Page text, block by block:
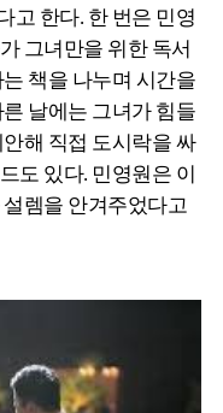
고 한다. 한 번은 민영
그녀만을 위한 독서
책을 나누며 시간을
날에는 그녀가 힘들
해 직접 도시락을 싸
도 있다. 민영원은 이
렘을 안겨주었다고